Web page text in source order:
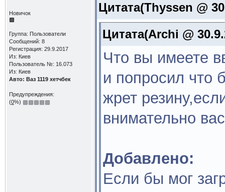
Новичок
Группа: Пользователи
Сообщений: 8
Регистрация: 29.9.2017
Из: Киев
Пользователь №: 16.073
Из: Киев
Авто: Ваз 1119 хетчбек
Предупреждения:
(0%)
Цитата(Thyssen @
Цитата(Archi @
Что вы имеете
и попросил что
жрет
внимательно
Добавлено:
Если бы мог